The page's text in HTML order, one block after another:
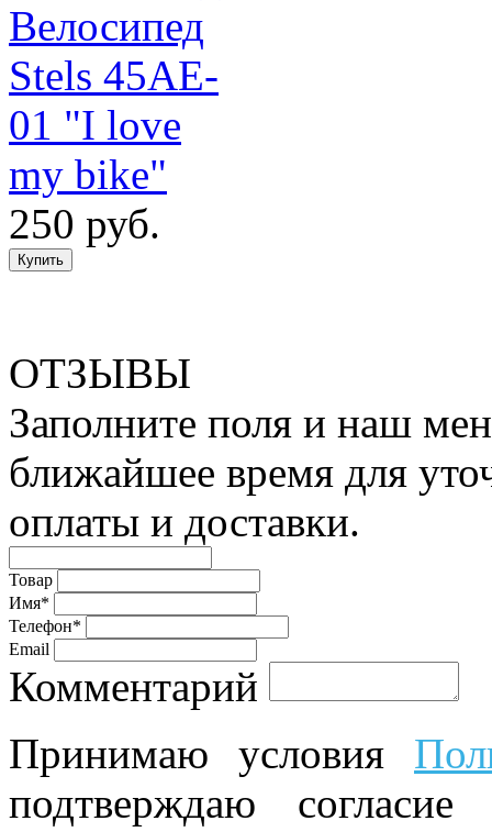
Велосипед
Stels 45AE-
01 "I love
my bike"
250 руб.
ОТЗЫВЫ
Заполните поля и наш
ближайшее время для
оплаты и доставки.
Товар
Имя*
Телефон*
Email
Комментарий
Принимаю условия
подтверждаю